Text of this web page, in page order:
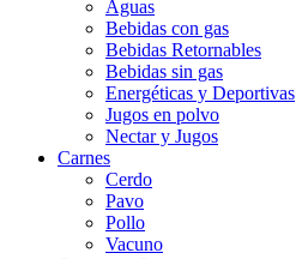
Aguas
Bebidas con gas
Bebidas Retornables
Bebidas sin gas
Energéticas y Deportivas
Jugos en polvo
Nectar y Jugos
Carnes
Cerdo
Pavo
Pollo
Vacuno